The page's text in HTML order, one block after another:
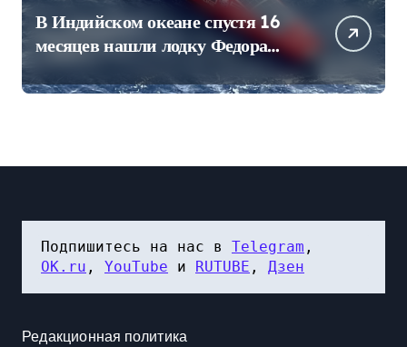
В Индийском океане спустя 16
месяцев нашли лодку Федора
Конюхова
Подпишитесь на нас в Telegram
OK.ru , YouTube и RUTUBE , Дзен
Редакционная политика